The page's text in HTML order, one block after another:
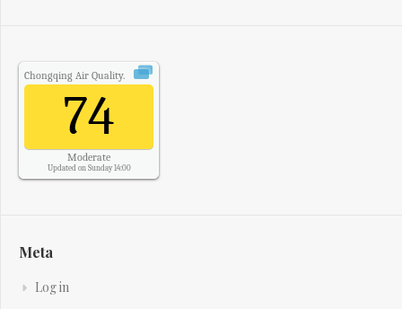
Chongqing Air Quality.
74
Moderate
Updated on Sunday 14:00
Meta
Log in